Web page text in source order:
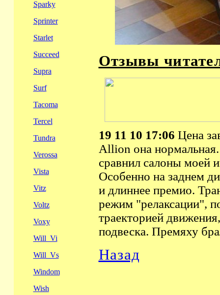
Sparky
Sprinter
Starlet
Succeed
Supra
Surf
Tacoma
Tercel
Tundra
Verossa
Vista
Vitz
Voltz
Voxy
Will_Vi
Will_Vs
Windom
Wish
Отзывы
19 11 10 17:06 Цена
Allion она нормальная.
сравнил салоны моей
Особенно на заднем
и длиннее премио.
режим "релаксации",
траекторией
подвеска. Премяху
Назад